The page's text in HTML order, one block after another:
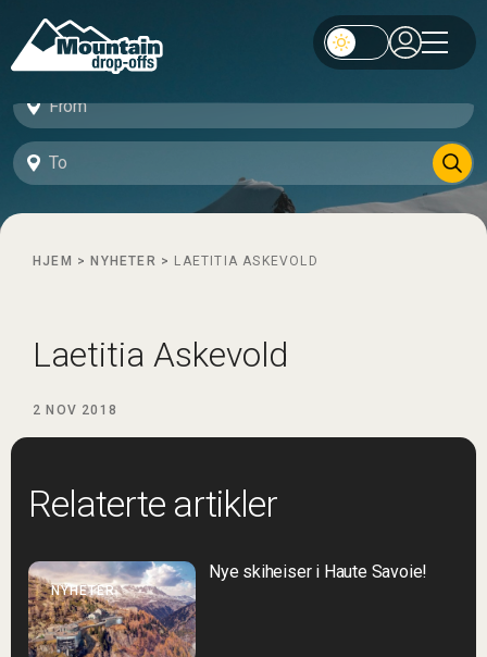
HJEM > NYHETER > LAETITIA ASKEVOLD
Laetitia Askevold
2 NOV 2018
Relaterte artikler
NYHETER
Nye skiheiser i Haute Savoie!